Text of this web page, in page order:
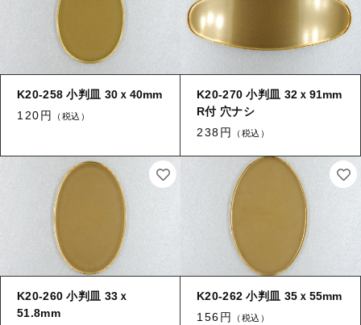
K20-258 小判皿 30ｘ40mm
120円
（税込）
K20-270 小判皿 32ｘ91mm
R付 穴ナシ
238円
（税込）
K20-260 小判皿 33ｘ
51.8mm
K20-262 小判皿 35ｘ55mm
156円
（税込）